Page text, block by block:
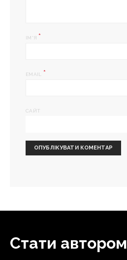
ІМ'Я *
EMAIL *
САЙТ
Стати автором